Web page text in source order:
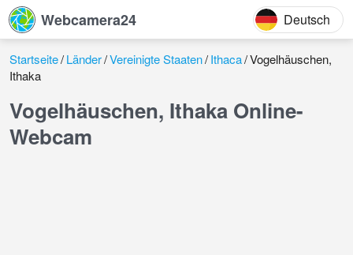
Webcamera24 Deutsch
Startseite Länder Vereinigte Staaten Ithaca Vogelhäuschen,
Ithaka
Vogelhäuschen, Ithaka Online-
Webcam